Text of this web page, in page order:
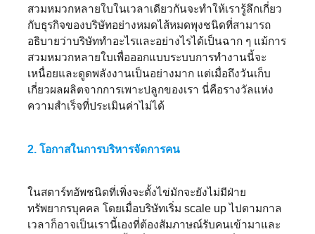
สวมหมวกหลายใบในเวลาเดียวกันจะทำให้เรารู้ลึกเกี่ยว
กับธุรกิจของบริษัทอย่างหมดไส้หมดพุงชนิดที่สามารถ
อธิบายว่าบริษัททำอะไรและอย่างไรได้เป็นฉาก ๆ แม้การ
สวมหมวกหลายใบเพื่อออกแบบระบบการทำงานนี้จะ
เหนื่อยและดูดพลังงานเป็นอย่างมาก แต่เมื่อถึงวันเก็บ
เกี่ยวผลผลิตจากการเพาะปลูกของเรา นี่คือรางวัลแห่ง
ความสำเร็จที่ประเมินค่าไม่ได้
2. โอกาสในการบริหารจัดการคน
ในสตาร์ทอัพชนิดที่เพิ่งจะตั้งไข่มักจะยังไม่มีฝ่าย
ทรัพยากรบุคคล โดยเมื่อบริษัทเริ่ม scale up ไปตามกาล
เวลาก็อาจเป็นเรานี้เองที่ต้องสัมภาษณ์รับคนเข้ามาและ